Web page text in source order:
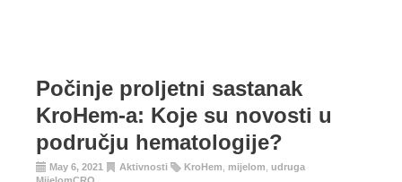
Počinje proljetni sastanak
KroHem-a: Koje su novosti u
području hematologije?
May 6, 2021 Aktivnosti KroHem mijelom udruga